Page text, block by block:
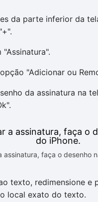
da parte inferior da
"Assinatura".
"Adicionar ou
da assinatura na
assinatura, faça o desenho
texto, redimensione e
local exato do texto.